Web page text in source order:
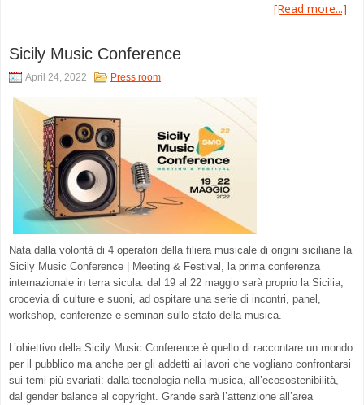
[Read more...]
Sicily Music Conference
April 24, 2022 Press room
Nata dalla volontà di 4 operatori della filiera musicale di origini siciliane la
Sicily Music Conference | Meeting & Festival, la prima conferenza
internazionale in terra sicula: dal 19 al 22 maggio sarà proprio la Sicilia,
crocevia di culture e suoni, ad ospitare una serie di incontri, panel,
workshop, conferenze e seminari sullo stato della musica.
L’obiettivo della Sicily Music Conference è quello di raccontare un mondo
per il pubblico ma anche per gli addetti ai lavori che vogliano confrontarsi
sui temi più svariati: dalla tecnologia nella musica, all’ecosostenibilità,
dal gender balance al copyright. Grande sarà l’attenzione all’area